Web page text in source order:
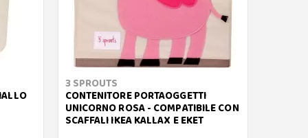
3 SPROUTS
CONTENITORE PORTAOGGETTI
UNICORNO ROSA - COMPATIBILE CON
SCAFFALI IKEA KALLAX E EKET